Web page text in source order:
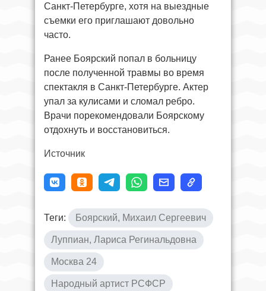
Санкт-Петербурге, хотя на выездные
съемки его приглашают довольно
часто.
Ранее Боярский попал в больницу
после полученной травмы во время
спектакля в Санкт-Петербурге. Актер
упал за кулисами и сломал ребро.
Врачи порекомендовали Боярскому
отдохнуть и восстановиться.
Источник
Теги: Боярский, Михаил Сергеевич
Луппиан, Лариса Регинальдовна
Москва 24
Народный артист РСФСР